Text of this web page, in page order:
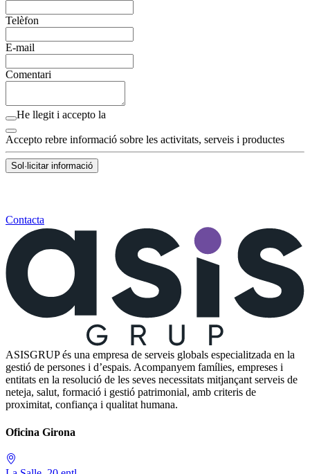
Telèfon
E-mail
Comentari
He llegit i accepto la
Accepto rebre informació sobre les activitats, serveis i productes
Sol·licitar informació
Contacta
ASISGRUP és una empresa de serveis globals especialitzada en la
gestió de persones i d’espais. Acompanyem famílies, empreses i
entitats en la resolució de les seves necessitats mitjançant serveis de
neteja, salut, formació i gestió patrimonial, amb criteris de
proximitat, confiança i qualitat humana.
Oficina Girona